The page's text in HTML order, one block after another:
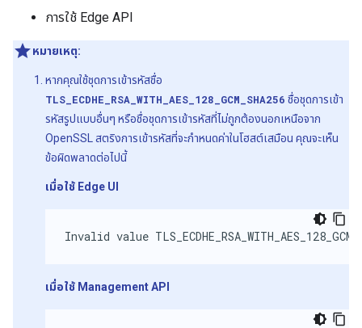
การใช้ Edge API
หมายเหตุ:
หากคุณใช้ชุดการเข้ารหัสชื่อ
TLS_ECDHE_RSA_WITH_AES_128_GCM_SHA256 ชื่อชุดการเข้า
รหัสรูปแบบอื่นๆ หรือชื่อชุดการเข้ารหัสที่ไม่ถูกต้องนอกเหนือจาก
OpenSSL สตริงการเข้ารหัสที่จะกำหนดค่าในโฮสต์เสมือน คุณจะเห็น
ข้อผิดพลาดต่อไปนี้
เมื่อใช้ Edge UI
Invalid value
เมื่อใช้ Management API